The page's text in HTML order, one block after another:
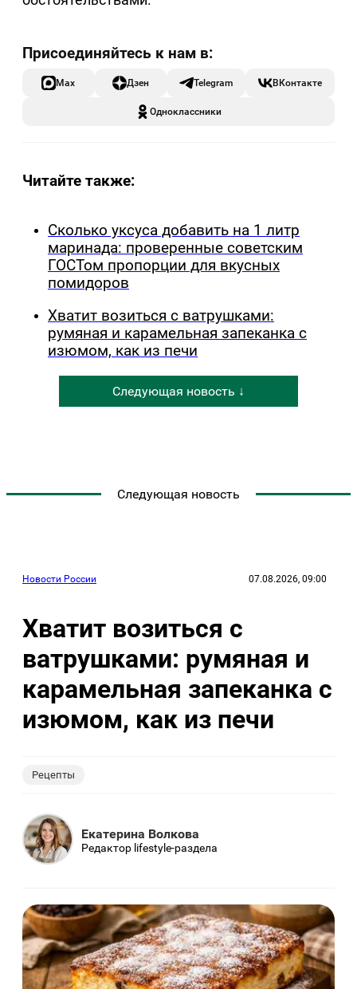
Max Дзен Telegram ВКонтакте
Одноклассники
Читайте также:
Сколько уксуса добавить на 1 литр
маринада: проверенные советским
ГОСТом пропорции для вкусных
помидоров
Хватит возиться с ватрушками:
румяная и карамельная запеканка с
изюмом, как из печи
Следующая новость ↓
Следующая новость
Новости России 07.08.2026, 09:00
Хватит возиться с
ватрушками: румяная и
карамельная запеканка с
изюмом, как из печи
Рецепты
Екатерина Волкова
Редактор lifestyle-раздела